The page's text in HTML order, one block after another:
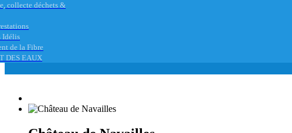
collecte déchets &
Idélis
de la Fibre
DES EAUX